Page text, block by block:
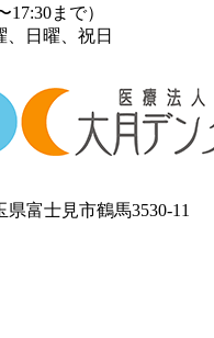
17:30まで）
、日曜、祝日
県富士見市鶴馬3530-11